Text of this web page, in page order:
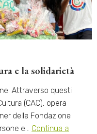
e la solidarietà
Attraverso questi
(CAC), opera
della Fondazione
e… Continua a